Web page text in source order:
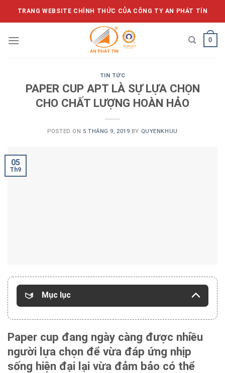
TRANG WEBSITE CHÍNH THỨC CỦA CÔNG TY AN PHÁT TÍN
0
TIN TỨC
PAPER CUP APT LÀ SỰ LỰA CHỌN
CHO CHẤT LƯỢNG HOÀN HẢO
POSTED ON 5 THÁNG 9, 2019 BY QUYENKHUU
05
Th9
Mục lục
Paper cup đang ngày càng được nhiều
người lựa chọn để vừa đáp ứng nhịp
sống hiện đại lại vừa đảm bảo có thể